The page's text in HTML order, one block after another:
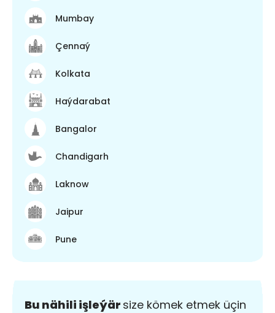
Mumbay
Çennaý
Kolkata
Haýdarabat
Bangalor
Chandigarh
Laknow
Jaipur
Pune
Bu nähili işleýär size kömek etmek üçin